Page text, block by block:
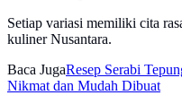
Setiap variasi memiliki cita
kuliner Nusantara.
Baca JugaResep Serabi
Nikmat dan Mudah Dibuat